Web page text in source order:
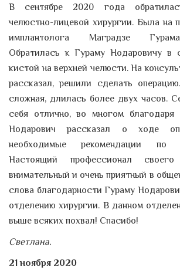
В сентябре 2020 года
челюстно-лицевой хирургии. Была на
имплантолога Маградзе
Обратилась к Гураму Нодаровичу в
кистой на верхней челюсти. На
рассказал, решили сделать
сложная, длилась более двух часов.
себя отлично, во многом
Нодарович рассказал о ходе
необходимые рекомендации по
Настоящий профессионал
внимательный и очень приятный в
слова благодарности Гураму
отделению хирургии. В данном
выше всяких похвал! Спасибо!
Светлана.
21 ноября 2020